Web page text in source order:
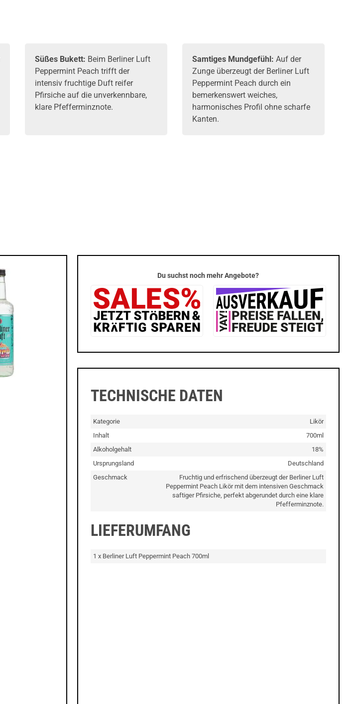
Süßes Bukett: Beim Berliner Luft
Peppermint Peach trifft der
intensiv fruchtige Duft reifer
Pfirsiche auf die unverkennbare,
klare Pfefferminznote.
Samtiges Mundgefühl: Auf der
Zunge überzeugt der Berliner Luft
Peppermint Peach durch ein
bemerkenswert weiches,
harmonisches Profil ohne scharfe
Kanten.
Du suchst noch mehr Angebote?
TECHNISCHE DATEN
Kategorie
Likör
Inhalt
700ml
Alkoholgehalt
18%
Ursprungsland
Deutschland
Geschmack
Fruchtig und erfrischend überzeugt der Berliner Luft
Peppermint Peach Likör mit dem intensiven Geschmack
saftiger Pfirsiche, perfekt abgerundet durch eine klare
Pfefferminznote.
LIEFERUMFANG
1 x Berliner Luft Peppermint Peach 700ml